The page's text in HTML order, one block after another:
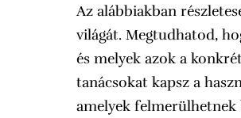
Az alábbiakban
világát. Megtudhatod,
és melyek azok a
tanácsokat kapsz a
amelyek felmerülhetnek